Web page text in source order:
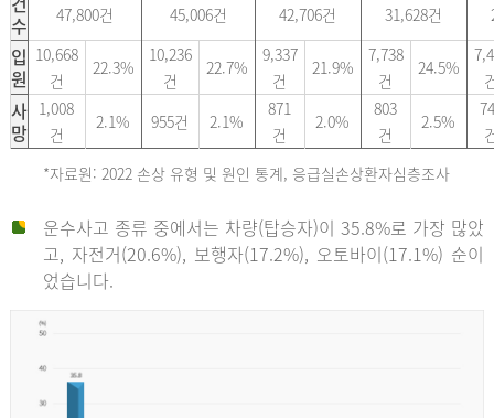
수
47,800건 45,006건 42,706건 31,628건
입
원
10,668
건
22.3%
10,236
건
22.7%
9,337
건
21.9%
7,738
건
24.5%
사
망
1,008
건
2.1% 955건 2.1%
871
건
2.0%
803
건
2.5%
*자료원: 2022 손상 유형 및 원인 통계, 응급실손상환자심층조사
운수사고 종류 중에서는 차량(탑승자)이 35.8%로 가장 많았
고, 자전거(20.6%), 보행자(17.2%), 오토바이(17.1%) 순이
었습니다.